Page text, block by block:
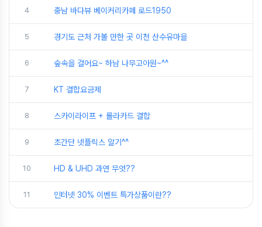
4 충남 바다뷰 베이커리카페 로드1950
5 경기도 근처 가볼 만한 곳 이천 산수유마을
6 숲속을 걸어요~ 하남 나무고아원~^^
7 KT 결합요금제
8 스카이라이프 + 롤라카드 결합
9 초간단 넷플릭스 알기^^
10 HD & UHD 과연 무엇??
11 인터넷 30% 이벤트 특가상품이란??